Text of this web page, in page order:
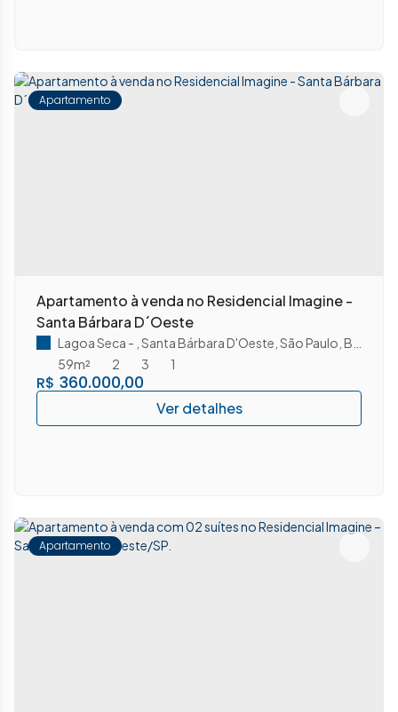
Apartamento
Apartamento à venda no Residencial Imagine -
Santa Bárbara D´Oeste
R$ 360.000,00
Lagoa Seca Santa Bárbara D'Oeste São Paulo Brasil
2
3
59m² 1
Apartamento